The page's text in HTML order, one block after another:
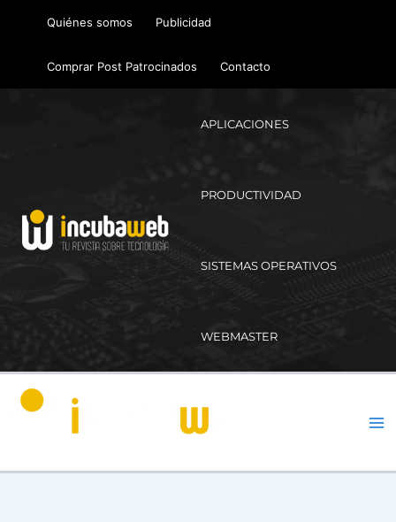
Quiénes somos Publicidad
Comprar Post Patrocinados Contacto
APLICACIONES
PRODUCTIVIDAD
SISTEMAS OPERATIVOS
WEBMASTER